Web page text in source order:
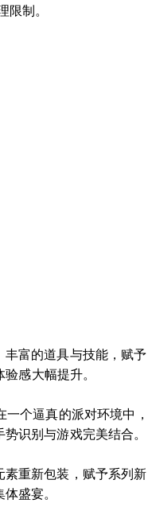
限制。
富的道具与技能，赋予
感大幅提升。
个逼真的派对环境中，
识别与游戏完美结合。
重新包装，赋予系列新
盛宴。